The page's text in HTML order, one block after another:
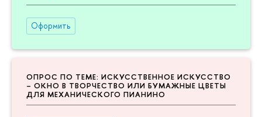
Оформить
ОПРОС ПО ТЕМЕ: ИСКУССТВЕННОЕ ИСКУССТВО
– ОКНО В ТВОРЧЕСТВО ИЛИ БУМАЖНЫЕ ЦВЕТЫ
ДЛЯ МЕХАНИЧЕСКОГО ПИАНИНО